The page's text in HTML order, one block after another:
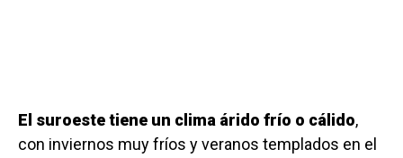
El suroeste tiene un clima árido frío o cálido,
con inviernos muy fríos y veranos templados en el